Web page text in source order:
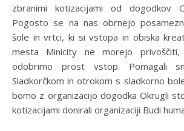
zbranimi kotizacijami od dogodkov
Pogosto se na nas obrnejo
šole in vrtci, ki si vstopa in obiska
mesta Minicity ne morejo
odobrimo prost vstop. Pomagali
Sladkorčkom in otrokom s sladkorno
bomo z organizacijo dogodka Okrugli
kotizacijami donirali organizaciji Budi